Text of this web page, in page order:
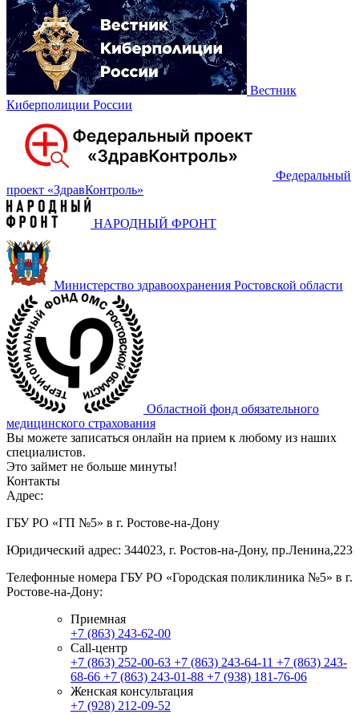
Вестник
Киберполиции России
Федеральный
проект «‎ЗдравКонтроль»
НАРОДНЫЙ ФРОНТ
Министерство здравоохранения Ростовской области
Областной фонд обязательного
медицинского страхования
Вы можете записаться онлайн на прием к любому из наших
специалистов.
Это займет не больше минуты!
Контакты
Адрес:
ГБУ РО «ГП №5» в г. Ростове-на-Дону
Юридический адрес: 344023, г. Ростов-на-Дону, пр.Ленина,223
Телефонные номера ГБУ РО «Городская поликлиника №5» в г.
Ростове-на-Дону:
Приемная
+7 (863) 243-62-00
Call-центр
+7 (863) 252-00-63 +7 (863) 243-64-11 +7 (863) 243-
68-66 +7 (863) 243-01-88 +7 (938) 181-76-06
Женская консультация
+7 (928) 212-09-52